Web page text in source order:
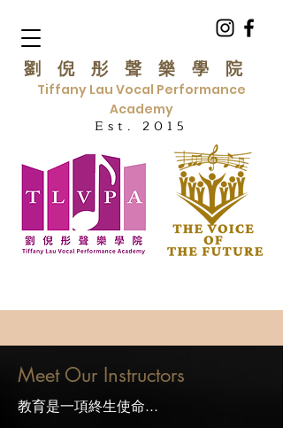
Est. 2015
劉倪彤聲樂學院
Tiffany Lau Vocal Performance
Academy
Meet Our Instructors
教育是一項終生使命...